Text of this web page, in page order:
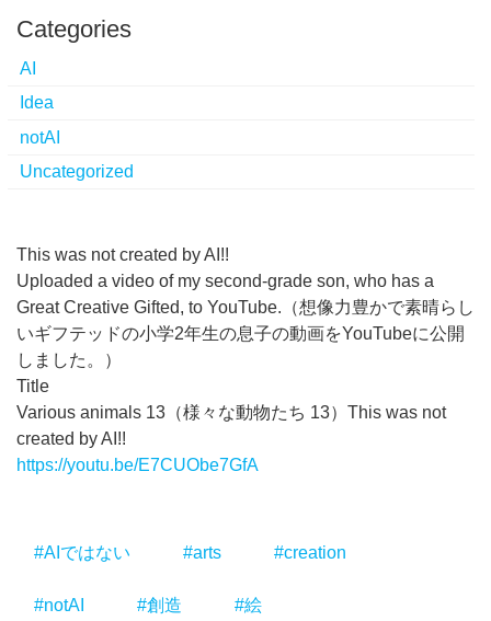
Categories
AI
Idea
notAI
Uncategorized
This was not created by AI!!
Uploaded a video of my second-grade son, who has a
Great Creative Gifted, to YouTube.（想像力豊かで素晴らし
いギフテッドの小学2年生の息子の動画をYouTubeに公開
しました。）
Title
Various animals 13（様々な動物たち 13）This was not
created by AI!!
https://youtu.be/E7CUObe7GfA
#AIではない #arts #creation
#notAI #創造 #絵